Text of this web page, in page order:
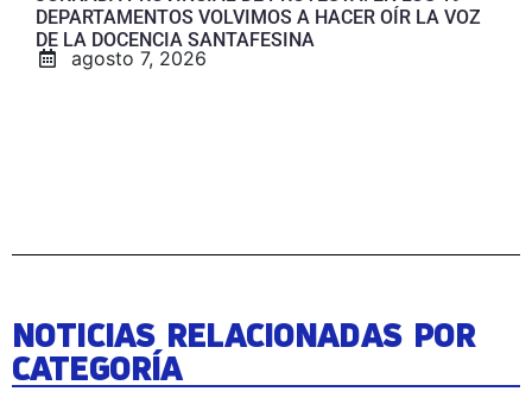
DEPARTAMENTOS VOLVIMOS A HACER OÍR LA VOZ
DE LA DOCENCIA SANTAFESINA
agosto 7, 2026
NOTICIAS RELACIONADAS POR
CATEGORÍA